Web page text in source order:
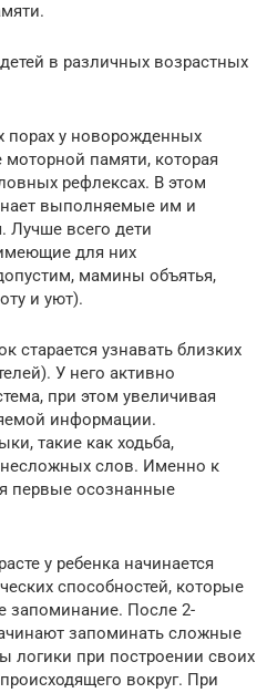
в различных возрастных
порах у новорожденных
моторной памяти, которая
рефлексах. В этом
выполняемые им и
всего дети
для них
мамины объятья,
и уют).
старается узнавать близких
У него активно
при этом увеличивая
информации.
такие как ходьба,
слов. Именно к
первые осознанные
у ребенка начинается
способностей, которые
запоминание. После 2-
запоминать сложные
логики при построении своих
вокруг. При